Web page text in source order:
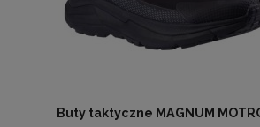
Buty taktyczne MAGNUM